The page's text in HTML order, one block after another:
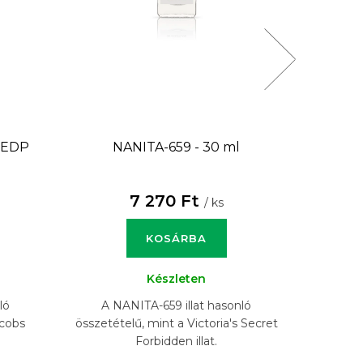
NANITA-659 - 30 ml
7 270 Ft / ks
KOSÁRBA
Készleten
A NANITA-659 illat hasonló
összetételű, mint a Victoria's Secret
Forbidden illat.